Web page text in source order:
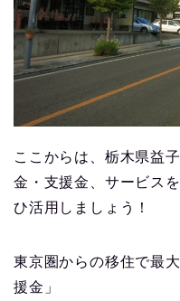
ここからは、栃木県益
金・支援金、サービス
ひ活用しましょう！
東京圏からの移住で最
援金」